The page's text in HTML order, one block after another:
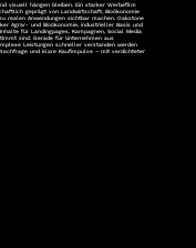
visuell hängen bleiben. Ein starker Werbefilm
geprägt von Landwirtschaft, Bioökonomie
realen Anwendungen sichtbar machen. Oakstone
Agrar- und Bioökonomie, industrieller Basis und
für Landingpages, Kampagnen, Social Media
sind. Gerade für Unternehmen aus
Leistungen schneller verstanden werden
und klare Kaufimpulse – mit verdichteter